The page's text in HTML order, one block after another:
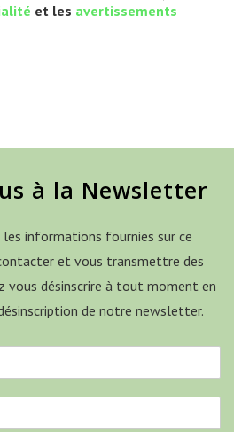
et les avertissements
à la Newsletter
informations fournies sur ce
et vous transmettre des
vous désinscrire à tout moment en
de notre newsletter.